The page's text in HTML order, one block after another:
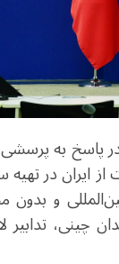
خارجه چین در نشست خبری روز جمعه
حمایت از
و
تدابیر